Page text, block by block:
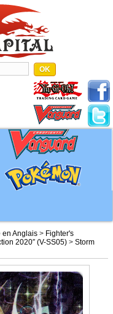
en Anglais > Fighter's
2020″ (V-SS05) > Storm